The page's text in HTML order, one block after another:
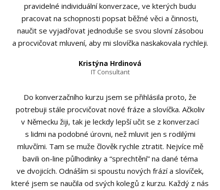
pravidelné individuální konverzace, ve kterých budu
pracovat na schopnosti popsat běžné věci a činnosti,
naučit se vyjadřovat jednoduše se svou slovní zásobou
a procvičovat mluvení, aby mi slovíčka naskakovala rychleji.
Kristýna Hrdinová
IT Consultant
Do konverzačního kurzu jsem se přihlásila proto, že
potrebuji stále procvičovat nové fráze a slovíčka. Ačkoliv
v Německu žiji, tak je leckdy lepší učit se z konverzací
s lidmi na podobné úrovni, než mluvit jen s rodilými
mluvčími. Tam se muže člověk rychle ztratit. Nejvíce mě
bavili on-line půlhodinky a “sprechtění” na dané téma
ve dvojicích. Odnáším si spoustu nových frází a slovíček,
které jsem se naučila od svých kolegů z kurzu. Každý z nás